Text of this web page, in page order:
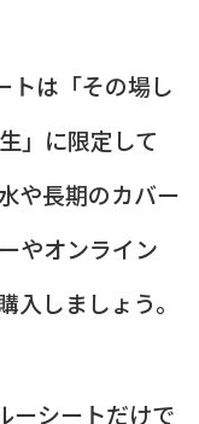
トは「その場し
」に限定して
や長期のカバー
やオンライン
しましょう。
ーシートだけで